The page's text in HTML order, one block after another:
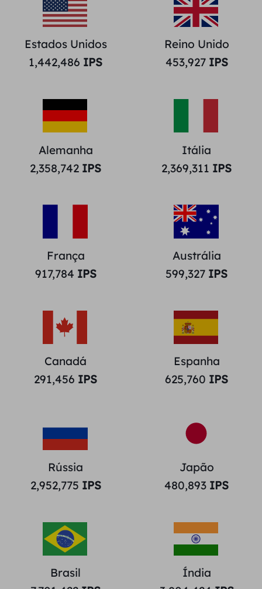
Estados Unidos
1,442,486 IPS
Reino Unido
453,927IPS
Alemanha
2,358,742 IPS
Itália
2,369,311 IPS
França
917,784 IPS
Austrália
599,327 IPS
Canadá
291,456 IPS
Espanha
625,760 IPS
Rússia
2,952,775 IPS
Japão
480,893 IPS
Brasil
Índia